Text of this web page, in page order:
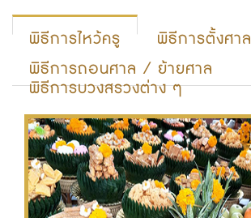
พิธีการไหว้ครู
พิธีการตั้งศาล
พิธีการถอนศาล / ย้ายศาล
พิธีการบวงสรวงต่าง ๆ